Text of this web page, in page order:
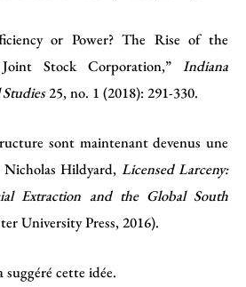
or Power? The Rise of the
Joint Stock Corporation,” Indiana
25, no. 1 (2018): 291-330.
sont maintenant devenus une
Nicholas Hildyard,Licensed Larceny:
Extraction and the Global South
University Press, 2016).
suggéré cette idée.